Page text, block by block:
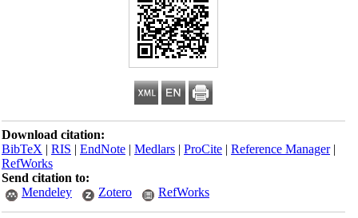
Download citation:
BibTeX|RIS|EndNote|Medlars|ProCite|Reference Manager
RefWorks
Send citation to:
Mendeley
Zotero RefWorks